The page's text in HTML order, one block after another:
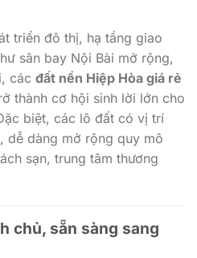
triển đô thị, hạ tầng giao
sân bay Nội Bài mở rộng,
các đất nền Hiệp Hòa giá rẻ
thành cơ hội sinh lời lớn cho
biệt, các lô đất có vị trí
dễ dàng mở rộng quy mô
sạn, trung tâm thương
chủ, sẵn sàng sang